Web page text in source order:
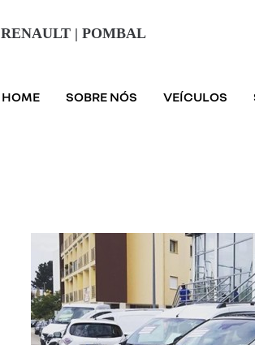
RENAULT | POMBAL
HOME SOBRE NÓS VEÍCULOS